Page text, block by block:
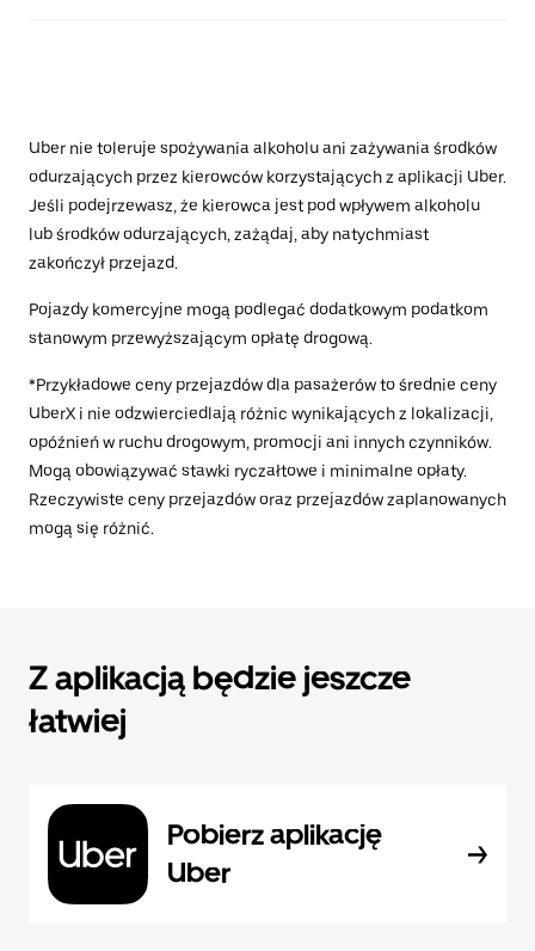
Uber nie toleruje spożywania alkoholu ani zażywania środków
odurzających przez kierowców korzystających z aplikacji Uber.
Jeśli podejrzewasz, że kierowca jest pod wpływem alkoholu
lub środków odurzających, zażądaj, aby natychmiast
zakończył przejazd.
Pojazdy komercyjne mogą podlegać dodatkowym podatkom
stanowym przewyższającym opłatę drogową.
*Przykładowe ceny przejazdów dla pasażerów to średnie ceny
UberX i nie odzwierciedlają różnic wynikających z lokalizacji,
opóźnień w ruchu drogowym, promocji ani innych czynników.
Mogą obowiązywać stawki ryczałtowe i minimalne opłaty.
Rzeczywiste ceny przejazdów oraz przejazdów zaplanowanych
mogą się różnić.
Z aplikacją będzie jeszcze
łatwiej
Pobierz aplikację
Uber